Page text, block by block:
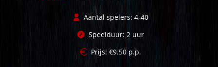
Aantal spelers: 4-40
Speelduur: 2 uur
Prijs: €9.50 p.p.